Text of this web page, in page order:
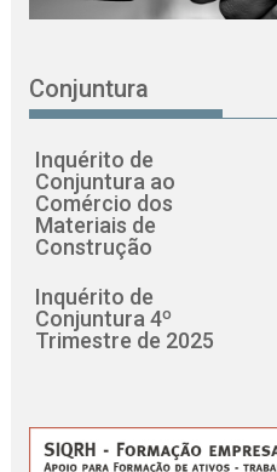
Conjuntura
Inquérito de
Conjuntura ao
Comércio dos
Materiais de
Construção
Inquérito de
Conjuntura 4º
Trimestre de 2025